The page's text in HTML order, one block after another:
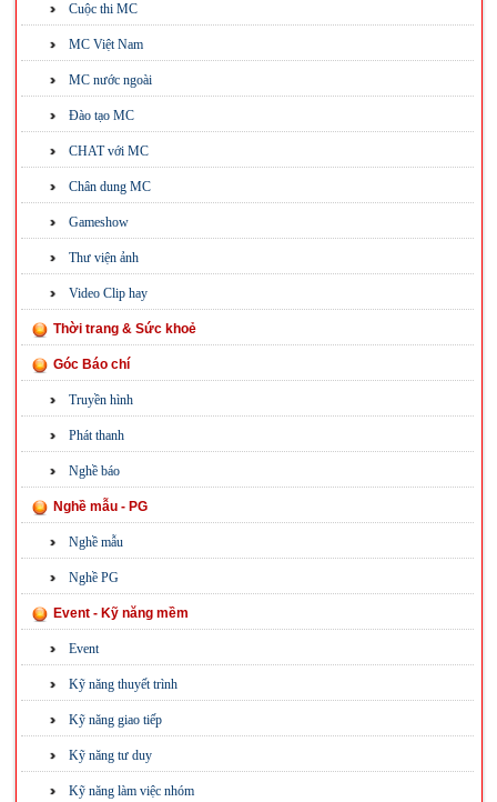
Cuộc thi MC
MC Việt Nam
MC nước ngoài
Đào tạo MC
CHAT với MC
Chân dung MC
Gameshow
Thư viện ảnh
Video Clip hay
Thời trang & Sức khoẻ
Góc Báo chí
Truyền hình
Phát thanh
Nghề báo
Nghề mẫu - PG
Nghề mẫu
Nghề PG
Event - Kỹ năng mềm
Event
Kỹ năng thuyết trình
Kỹ năng giao tiếp
Kỹ năng tư duy
Kỹ năng làm việc nhóm